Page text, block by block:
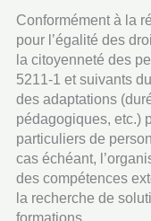
Conformément à la
pour l’égalité des
la citoyenneté des
5211-1 et suivants
des adaptations
pédagogiques, etc.)
particuliers de
cas échéant,
des compétences
la recherche de
formations.